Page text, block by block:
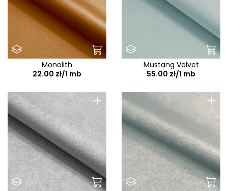
Monolith
22.00 zł/1 mb
Mustang Velvet
55.00 zł/1 mb
+ +